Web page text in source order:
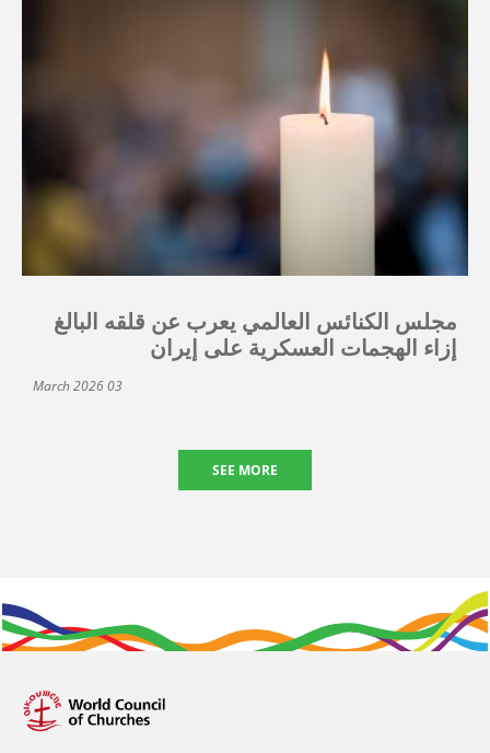
مجلس الكنائس العالمي يعرب عن قلقه البالغ
إزاء الهجمات العسكرية على إيران
03 March 2026
SEE MORE